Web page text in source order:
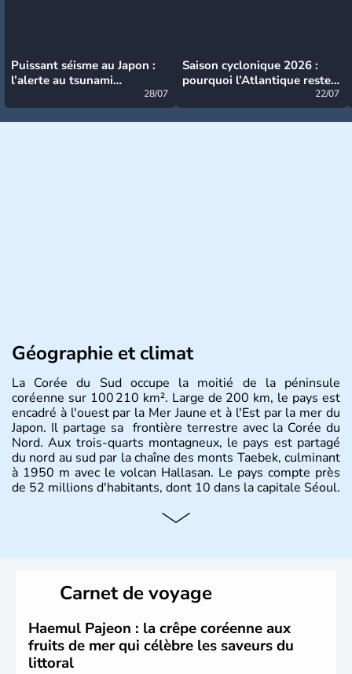
Puissant séisme au Japon :
l’alerte au tsunami
28/07
Saison cyclonique 2026 :
pourquoi l’Atlantique reste
22/07
Géographie et climat
La Corée du Sud occupe la moitié de la péninsule
coréenne sur 100 210 km². Large de 200 km, le pays est
encadré à l'ouest par la Mer Jaune et à l'Est par la mer du
Japon. Il partage sa frontière terrestre avec la Corée du
Nord. Aux trois-quarts montagneux, le pays est partagé
du nord au sud par la chaîne des monts Taebek, culminant
à 1950 m avec le volcan Hallasan. Le pays compte près
de 52 millions d'habitants, dont 10 dans la capitale Séoul.
Histoire et administration
christianisme et le bouddhisme en sont les deux
principales religions. Ce pays partage sa culture avec la
Corée du Nord. Les Jeux Olympiques s’y sont déroulés en
1988, de même que la Coupe du Monde de football en
2002, en collaboration avec le Japon.
Carnet de voyage
Haemul Pajeon : la crêpe coréenne aux
fruits de mer qui célèbre les saveurs du
littoral